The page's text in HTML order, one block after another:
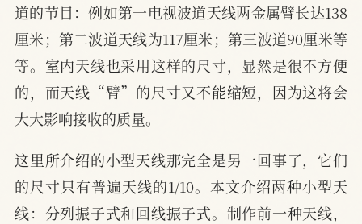
道的节目：例如第一电视波道天线两金属臂长达138
厘米；第二波道天线为117厘米；第三波道90厘米等
等。室内天线也采用这样的尺寸，显然是很不方便
的，而天线“臂”的尺寸又不能缩短，因为这将会
大大影响接收的质量。
这里所介绍的小型天线那完全是另一回事了，它们
的尺寸只有普遍天线的1/10。本文介绍两种小型天
线：分列振子式和回线振子式。制作前一种天线，